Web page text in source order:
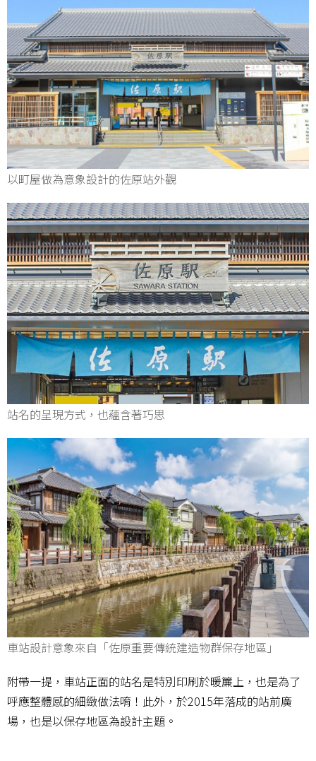
以町屋做為意象設計的佐原站外觀
站名的呈現方式，也蘊含著巧思
車站設計意象來自「佐原重要傳統建造物群保存地區」
附帶一提，車站正面的站名是特別印刷於暖簾上，也是為了
呼應整體感的細緻做法唷！此外，於2015年落成的站前廣
場，也是以保存地區為設計主題。